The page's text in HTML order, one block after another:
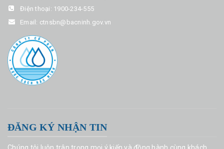
Điện thoại: 1900-234-555
Email: ctnsbn@bacninh.gov.vn
ĐĂNG KÝ NHẬN TIN